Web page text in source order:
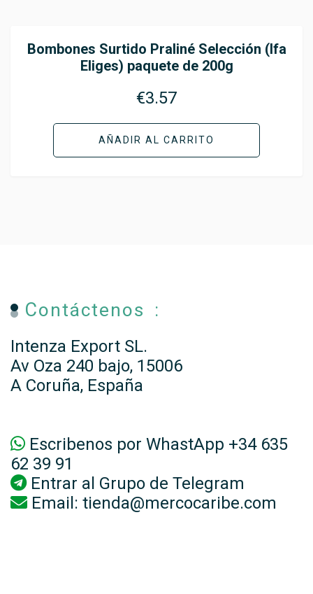
Bombones Surtido Praliné Selección (Ifa
Eliges) paquete de 200g
€3.57
AÑADIR AL CARRITO
Contáctenos :
Intenza Export SL.
Av Oza 240 bajo, 15006
A Coruña, España
Escribenos por WhastApp +34 635
62 39 91
Entrar al Grupo de Telegram
Email: tienda@mercocaribe.com